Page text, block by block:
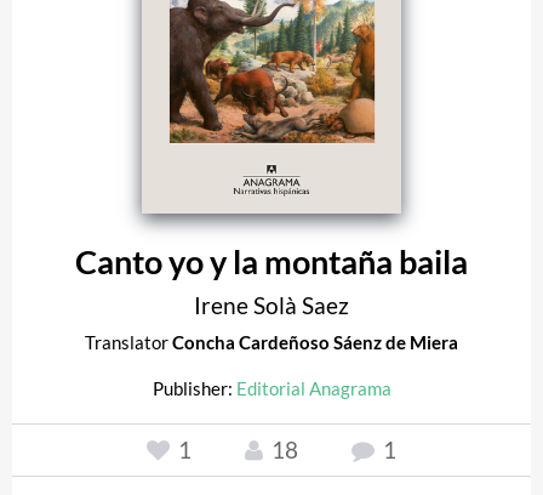
Canto yo y la montaña baila
Irene Solà Saez
TranslatorConcha Cardeñoso Sáenz de Miera
Publisher: Editorial Anagrama
1 18 1